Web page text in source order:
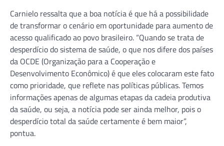
Carnielo ressalta que a boa notícia é que há a possibilidade
de transformar o cenário em oportunidade para aumento de
acesso qualificado ao povo brasileiro. “Quando se trata de
desperdício do sistema de saúde, o que nos difere dos países
da OCDE (Organização para a Cooperação e
Desenvolvimento Econômico) é que eles colocaram este fato
como prioridade, que reflete nas políticas públicas. Temos
informações apenas de algumas etapas da cadeia produtiva
da saúde, ou seja, a notícia pode ser ainda melhor, pois o
desperdício total da saúde certamente é bem maior”,
pontua.